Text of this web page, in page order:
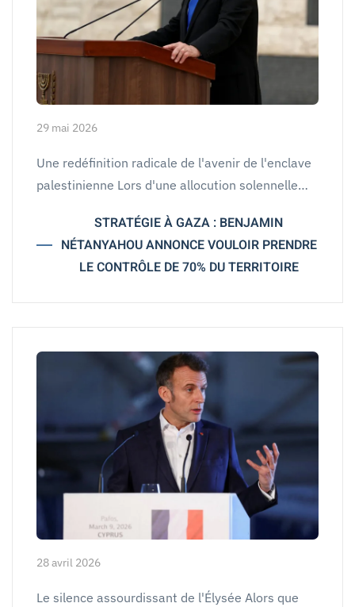
29 mai 2026
Une redéfinition radicale de l'avenir de l'enclave
palestinienne Lors d'une allocution solennelle…
STRATÉGIE À GAZA : BENJAMIN
NÉTANYAHOU ANNONCE VOULOIR PRENDRE
LE CONTRÔLE DE 70% DU TERRITOIRE
28 avril 2026
Le silence assourdissant de l'Élysée Alors que